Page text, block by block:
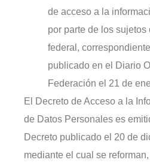
de acceso a la
por parte de los
federal,
publicado en el Diario
Federación el 21 de
El Decreto de Acceso a la
de Datos Personales es
Decreto publicado el 20 de
mediante el cual se